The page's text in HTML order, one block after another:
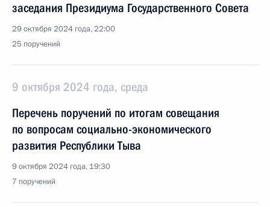
заседания Президиума Государственного Совета
29 октября 2024 года, 22:00
25 поручений
9 октября 2024 года, среда
Перечень поручений по итогам совещания
по вопросам социально-экономического
развития Республики Тыва
9 октября 2024 года, 19:30
7 поручений